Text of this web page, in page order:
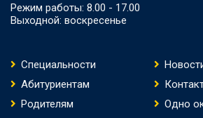
Режим работы: 8.00 - 17.00
Выходной: воскресенье
Специальности
Абитуриентам
Родителям
Одно